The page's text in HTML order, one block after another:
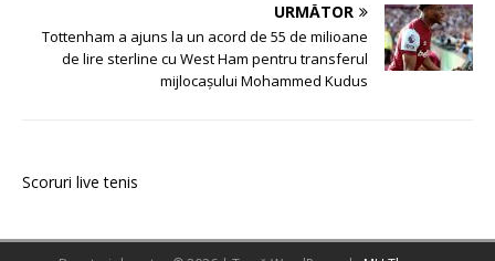
URMĂTOR
Tottenham a ajuns la un acord de 55 de milioane
de lire sterline cu West Ham pentru transferul
mijlocașului Mohammed Kudus
Scoruri live tenis